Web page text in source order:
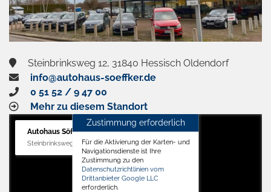
Steinbrinksweg 12, 31840 Hessisch Oldendorf
info@autohaus-soeffker.de
0 51 52 / 9 47 00
Mehr zu diesem Standort
Autohaus Söffker GmbH
Steinbrinksweg 12, 31840 Hessisch Oldendorf
Zustimmung erforderlich
Für die Aktivierung der Karten- und
Navigationsdienste ist Ihre
Zustimmung zu den
Datenschutzrichtlinien vom
Drittanbieter Google LLC
erforderlich.